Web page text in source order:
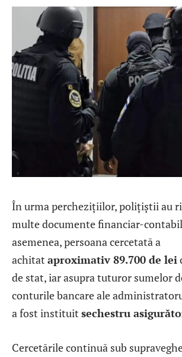
În urma perchezițiilor, polițiștii au
multe documente financiar-
asemenea, persoana cercetată a
achitat aproximativ 89.700 de lei
de stat, iar asupra tuturor sumelor
conturile bancare ale
a fost instituit sechestru
Cercetările continuă sub